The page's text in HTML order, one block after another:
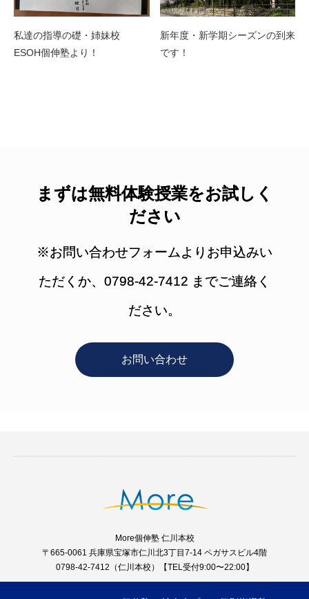
私達の指導の礎・姉妹校
ESOH個伸塾より！
新年度・新学期シーズンの到来
です！
まずは無料体験授業をお試しく
ださい
※お問い合わせフォームよりお申込みい
ただくか、0798-42-7412 までご連絡く
ださい。
お問い合わせ
More個伸塾 仁川本校
〒665-0061 兵庫県宝塚市仁川北3丁目7-14 ペガサスビル4階
0798-42-7412（仁川本校）【TEL受付9:00〜22:00】